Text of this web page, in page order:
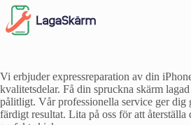
Vi erbjuder expressreparation av din
kvalitetsdelar. Få din spruckna skärm
pålitligt. Vår professionella service ger dig
färdigt resultat. Lita på oss för att